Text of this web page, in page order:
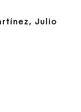
Julio